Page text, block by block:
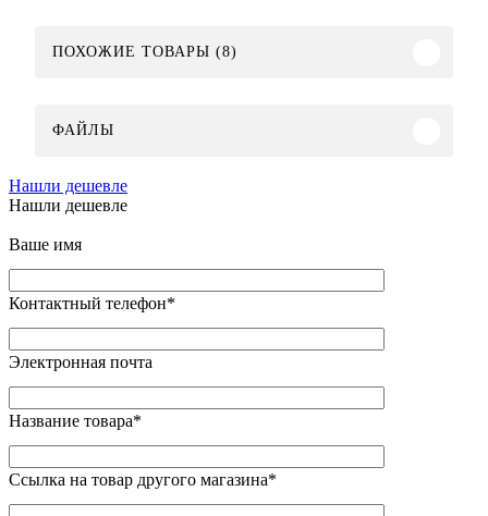
ПОХОЖИЕ ТОВАРЫ (8)
ФАЙЛЫ
Нашли дешевле
Нашли дешевле
Ваше имя
Контактный телефон*
Электронная почта
Название товара*
Ссылка на товар другого магазина*